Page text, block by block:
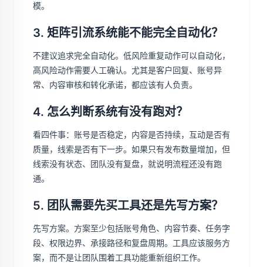
模。
3. 矩阵引流系统能不能完全自动化？
不建议追求完全自动化。低风险重复动作可以自动化，
高风险动作需要人工确认。尤其是客户回复、账号异
常、内容审核和转化承诺，都应该有人负责。
4. 怎么判断系统有没有跑对？
看四件事：账号是否稳定，内容是否持续，互动是否有
质量，线索是否有下一步。如果只有发布数量增加，但
线索没有状态、团队没有复盘，就说明流程还没有跑
通。
5. 团队需要先买工具还是先写方案？
先写方案。方案至少包括账号角色、内容节奏、任务字
段、权限边界、承接路径和复盘周期。工具应该服务方
案，而不是让团队围着工具功能重新组织工作。